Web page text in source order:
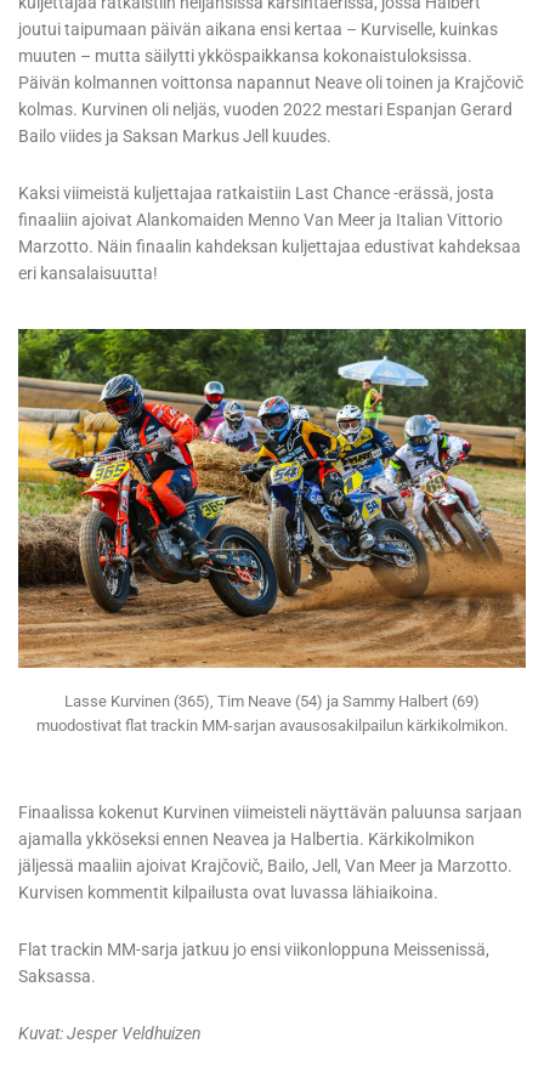
joutui taipumaan päivän aikana ensi kertaa – Kurviselle, kuinkas
muuten – mutta säilytti ykköspaikkansa kokonaistuloksissa.
Päivän kolmannen voittonsa napannut Neave oli toinen ja Krajčovič
kolmas. Kurvinen oli neljäs, vuoden 2022 mestari Espanjan Gerard
Bailo viides ja Saksan Markus Jell kuudes.
Kaksi viimeistä kuljettajaa ratkaistiin Last Chance -erässä, josta
finaaliin ajoivat Alankomaiden Menno Van Meer ja Italian Vittorio
Marzotto. Näin finaalin kahdeksan kuljettajaa edustivat kahdeksaa
eri kansalaisuutta!
Lasse Kurvinen (365), Tim Neave (54) ja Sammy Halbert (69)
muodostivat flat trackin MM-sarjan avausosakilpailun kärkikolmikon.
Finaalissa kokenut Kurvinen viimeisteli näyttävän paluunsa sarjaan
ajamalla ykköseksi ennen Neavea ja Halbertia. Kärkikolmikon
jäljessä maaliin ajoivat Krajčovič, Bailo, Jell, Van Meer ja Marzotto.
Kurvisen kommentit kilpailusta ovat luvassa lähiaikoina.
Flat trackin MM-sarja jatkuu jo ensi viikonloppuna Meissenissä,
Saksassa.
Kuvat: Jesper Veldhuizen